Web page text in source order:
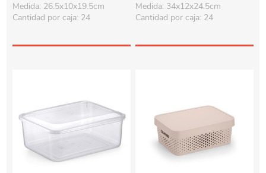
Medida: 26.5x10x19.5cm
Cantidad por caja: 24
Medida: 34x12x24.5cm
Cantidad por caja: 24